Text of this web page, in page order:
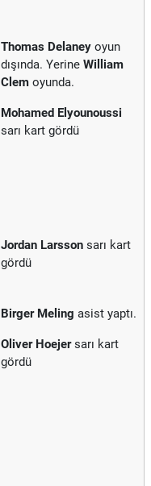
Thomas Delaney oyun
dışında. Yerine William
Clem oyunda.
Mohamed Elyounoussi
sarı kart gördü
Jordan Larsson sarı kart
gördü
Birger Meling asist yaptı.
Oliver Hoejersarı kart
gördü